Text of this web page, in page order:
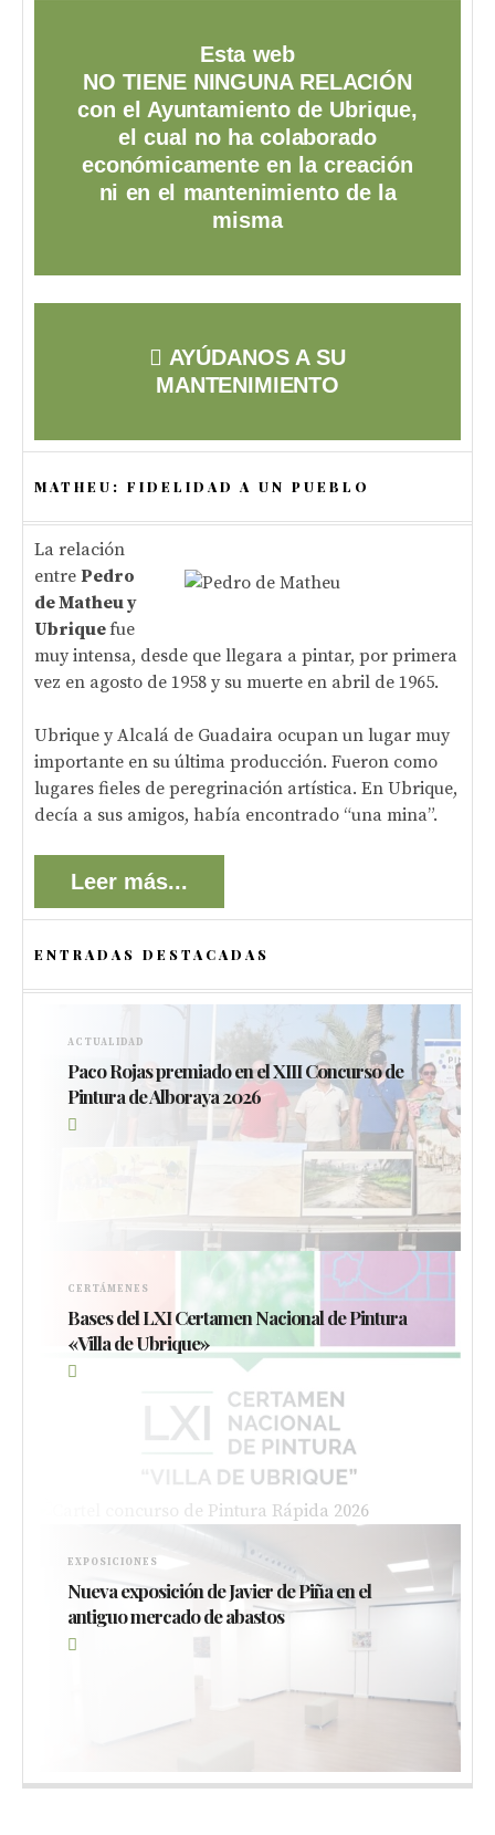
Esta web
NO TIENE NINGUNA RELACIÓN
con el Ayuntamiento de Ubrique,
el cual no ha colaborado
económicamente en la creación
ni en el mantenimiento de la
misma
AYÚDANOS A SU
MANTENIMIENTO
MATHEU: FIDELIDAD A UN PUEBLO
La relación
entre Pedro
de Matheu y
Ubriquefue
muy intensa, desde que llegara a pintar, por primera
vez en agosto de 1958 y su muerte en abril de 1965.
Ubrique y Alcalá de Guadaira ocupan un lugar muy
importante en su última producción. Fueron como
lugares fieles de peregrinación artística. En Ubrique,
decía a sus amigos, había encontrado “una mina”.
Leer más...
ENTRADAS DESTACADAS
ACTUALIDAD
Paco Rojas premiado en el XIII Concurso de
Pintura de Alboraya 2026
CERTÁMENES
Bases del LXI Certamen Nacional de Pintura
«Villa de Ubrique»
Bases del XV Concurso de Pintura Rápida al
Aire Libre de Ubrique “Pedro Lobato Hoyos”
EXPOSICIONES
Nueva exposición de Javier de Piña en el
antiguo mercado de abastos